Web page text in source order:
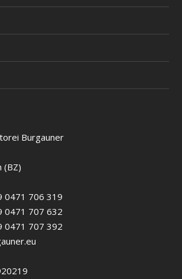
Burgauner
(BZ)
0471 706 319
0471 707 632
0471 707 392